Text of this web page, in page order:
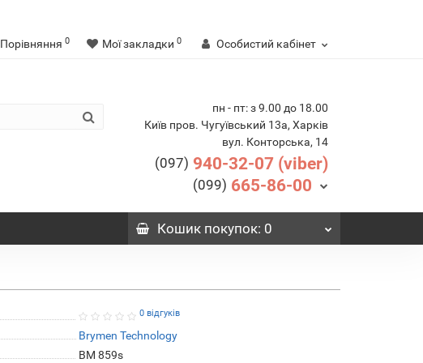
Порівняння 0 Мої закладки 0 Особистий кабінет
пн - пт: з 9.00 до 18.00
Київ пров. Чугуївський 13а, Харків
вул. Конторська, 14
(097) 940-32-07 (viber)
(099) 665-86-00
Кошикпокупок: 0
0 відгуків
Brymen Technology
ВМ 859s